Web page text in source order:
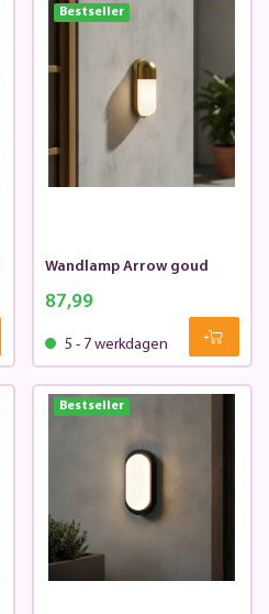
Bestseller
Wandlamp Arrow goud
87,99
5 - 7 werkdagen
Bestseller